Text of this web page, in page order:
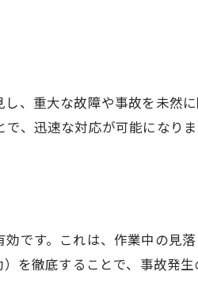
職場
選び
える影響
率化
がる理由
ク
、重大な故障や事故を未然
、迅速な対応が可能になり
です。これは、作業中の見
を徹底することで、事故発生